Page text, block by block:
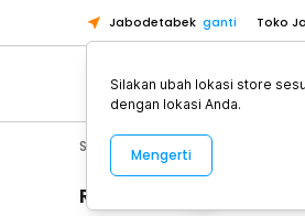
Jabodetabek ganti Toko
Toko
Toko
Pick n
Pick n
Sport & Outdoor
Rincian Produk
Silakan ubah lokasi store
dengan lokasi Anda.
Mengerti